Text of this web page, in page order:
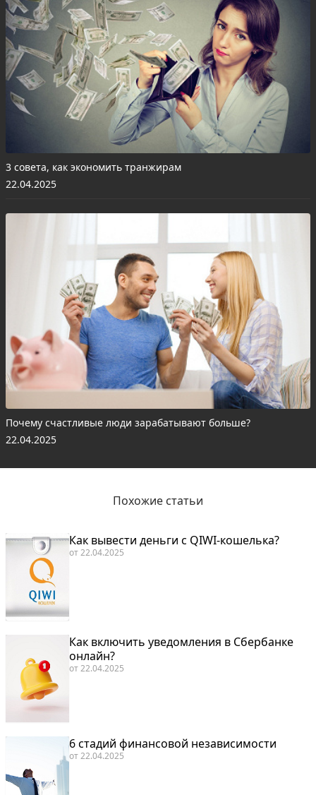
3 совета, как экономить транжирам
22.04.2025
Почему счастливые люди зарабатывают больше?
22.04.2025
Похожие статьи
Как вывести деньги с QIWI-кошелька?
от22.04.2025
Как включить уведомления в Сбербанке
онлайн?
от22.04.2025
6 стадий финансовой независимости
от22.04.2025